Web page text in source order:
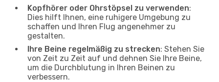
Kopfhörer oder Ohrstöpsel zu verwenden:
Dies hilft Ihnen, eine ruhigere Umgebung zu
schaffen und Ihren Flug angenehmer zu
gestalten.
Ihre Beine regelmäßig zu strecken: Stehen Sie
von Zeit zu Zeit auf und dehnen Sie Ihre Beine,
um die Durchblutung in Ihren Beinen zu
verbessern.